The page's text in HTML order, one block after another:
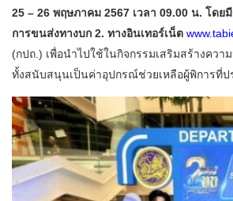
25 – 26 พฤษภาคม 2567 เวลา 09.00 น. โด
การขนส่งทางบก 2. ทางอินเทอร์เน็ต
(กปถ.) เพื่อนำไปใช้ในกิจกรรมเสริมสร้างค
ทั้งสนับสนุนเป็นค่าอุปกรณ์ช่วยเหลือผู้พิการที่